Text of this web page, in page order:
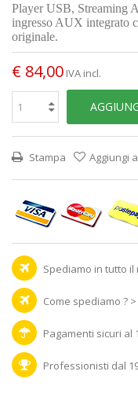
Player USB, Streaming
ingresso AUX integrato
originale.
€ 84,00 IVA incl.
Stampa Aggiungi
Spediamo in tutto il
Come spediamo ? >
Pagamenti sicuri al
Professionisti dal